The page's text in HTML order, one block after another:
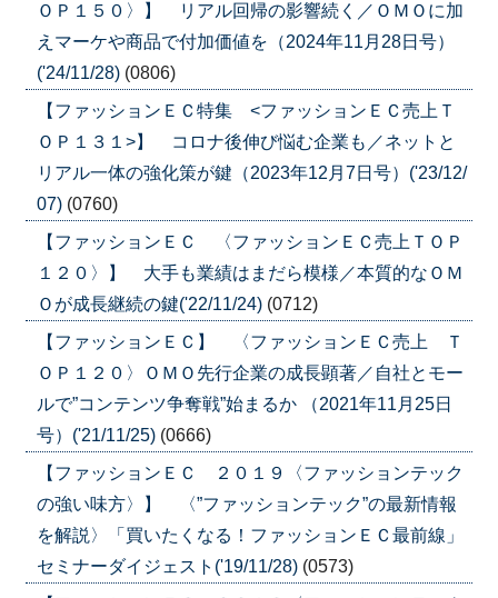
ＯＰ１５０〉】 リアル回帰の影響続く／ＯＭＯに加
えマーケや商品で付加価値を（2024年11月28日号）
('24/11/28) (0806)
【ファッションＥＣ特集 <ファッションＥＣ売上Ｔ
ＯＰ１３１>】 コロナ後伸び悩む企業も／ネットと
リアル一体の強化策が鍵（2023年12月7日号）('23/12/
07) (0760)
【ファッションＥＣ 〈ファッションＥＣ売上ＴＯＰ
１２０〉】 大手も業績はまだら模様／本質的なＯＭ
Ｏが成長継続の鍵('22/11/24) (0712)
【ファッションＥＣ】 〈ファッションＥＣ売上 Ｔ
ＯＰ１２０〉ＯＭＯ先行企業の成長顕著／自社とモー
ルで”コンテンツ争奪戦”始まるか （2021年11月25日
号）('21/11/25) (0666)
【ファッションＥＣ ２０１９〈ファッションテック
の強い味方〉】 〈”ファッションテック”の最新情報
を解説〉「買いたくなる！ファッションＥＣ最前線」
セミナーダイジェスト('19/11/28) (0573)